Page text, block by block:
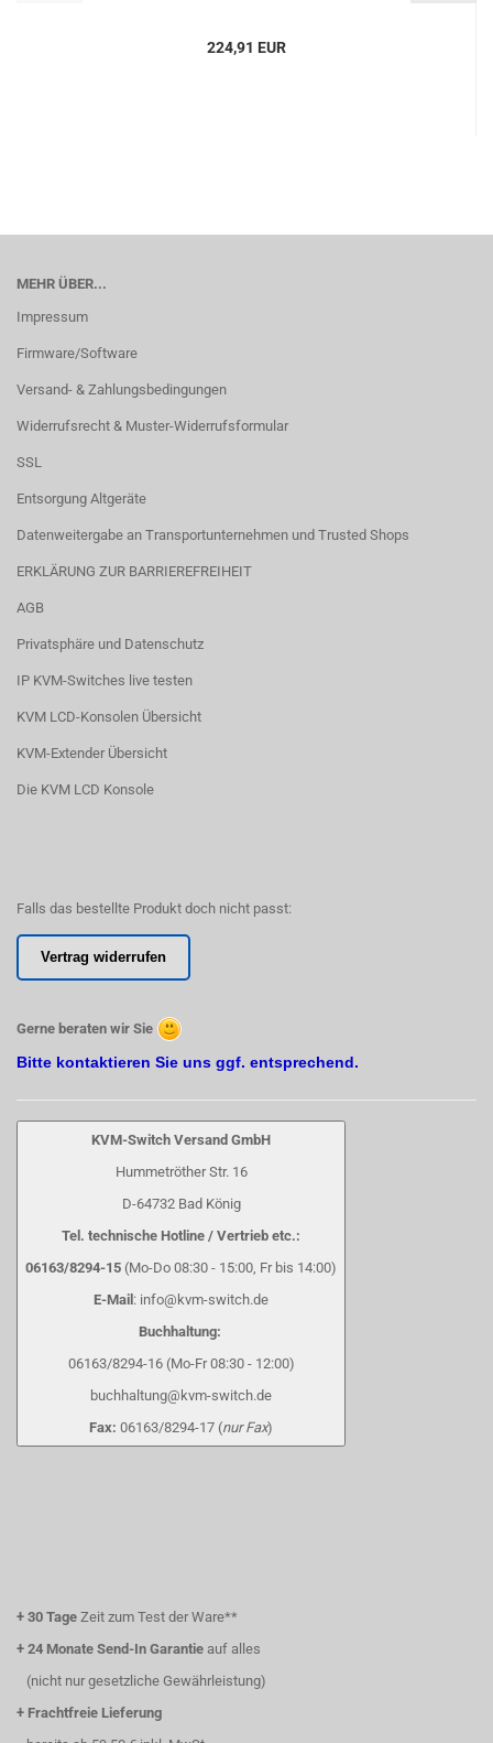
224,91 EUR
MEHR ÜBER...
Impressum
Firmware/Software
Versand- & Zahlungsbedingungen
Widerrufsrecht & Muster-Widerrufsformular
SSL
Entsorgung Altgeräte
Datenweitergabe an Transportunternehmen und Trusted Shops
ERKLÄRUNG ZUR BARRIEREFREIHEIT
AGB
Privatsphäre und Datenschutz
IP KVM-Switches live testen
KVM LCD-Konsolen Übersicht
KVM-Extender Übersicht
Die KVM LCD Konsole
Falls das bestellte Produkt doch nicht passt:
Vertrag widerrufen
Gerne beraten wir Sie
Bitte kontaktieren Sie uns ggf. entsprechend.
KVM-Switch Versand GmbH
Hummetröther Str. 16
D-64732 Bad König
Tel. technische Hotline / Vertrieb etc.:
06163/8294-15 (Mo-Do 08:30 - 15:00, Fr bis 14:00)
E-Mail : info@kvm-switch.de
Buchhaltung:
06163/8294-16 (Mo-Fr 08:30 - 12:00)
buchhaltung@kvm-switch.de
Fax: 06163/8294-17 (nur Fax)
+ 30 Tage Zeit zum Test der Ware**
+ 24 Monate Send-In Garantie auf alles
(nicht nur gesetzliche Gewährleistung)
+ Frachtfreie Lieferung